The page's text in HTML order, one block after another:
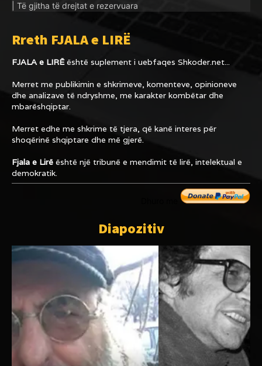
| Të gjitha të drejtat e rezervuara
Rreth FJALA e LIRË
FJALA e LIRËështë suplement i uebfaqes Shkoder.net...
Merret me publikimin e shkrimeve, komenteve, opinioneve
dhe analizave të ndryshme, me karakter kombëtar dhe
mbarëshqiptar.
Merret edhe me shkrime të tjera, që kanë interes për
shoqërinë shqiptare dhe më gjerë.
Fjala e Lirë është një tribunë e mendimit të lirë, intelektual e
demokratik.
Diapozitiv